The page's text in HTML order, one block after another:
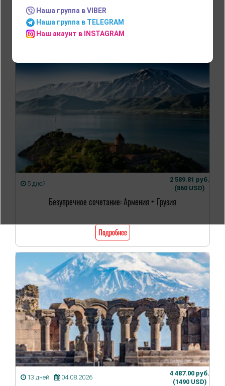
Ереван
5 дней
2 589.81 руб.
(860 USD)
Безупречное сочетание: Армения + Грузия
Подробнее
13 дней 04.08.2026
4 487.00 руб.
(1490 USD)
Наша группа в VIBER
Наша группа в TELEGRAM
Наш акаунт в INSTAGRAM